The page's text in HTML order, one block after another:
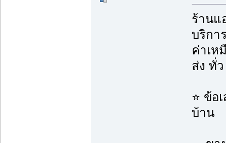
ร้านแ
บริกา
ค่าเห
ส่ง ทั่
⭐ ข้อ
บ้าน